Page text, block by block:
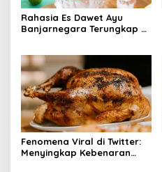
Rahasia Es Dawet Ayu
Banjarnegara Terungkap di
Fenomena Viral di Twitter:
Menyingkap Kebenaran